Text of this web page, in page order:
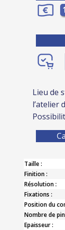
Lieu de
l’atelier
Taille :
Finition :
Résolution :
Fixations :
Position du
Nombre de
Epaisseur :